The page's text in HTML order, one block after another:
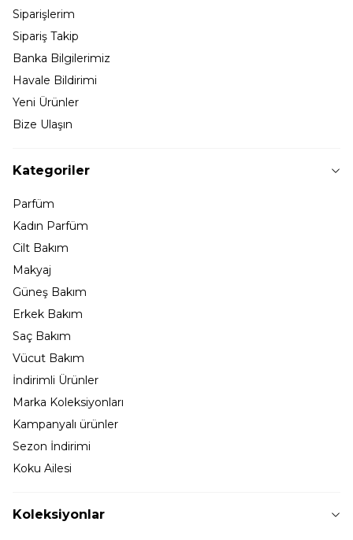
Siparişlerim
Sipariş Takip
Banka Bilgilerimiz
Havale Bildirimi
Yeni Ürünler
Bize Ulaşın
Kategoriler
Parfüm
Kadın Parfüm
Cilt Bakım
Makyaj
Güneş Bakım
Erkek Bakım
Saç Bakım
Vücut Bakım
İndirimli Ürünler
Marka Koleksiyonları
Kampanyalı ürünler
Sezon İndirimi
Koku Ailesi
Koleksiyonlar